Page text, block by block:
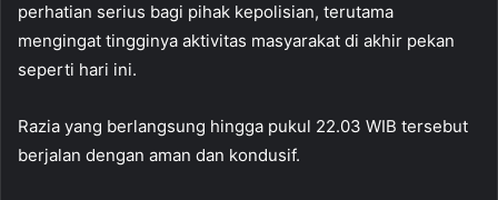
perhatian serius bagi pihak kepolisian, terutama
mengingat tingginya aktivitas masyarakat di akhir pekan
seperti hari ini.
Razia yang berlangsung hingga pukul 22.03 WIB tersebut
berjalan dengan aman dan kondusif.